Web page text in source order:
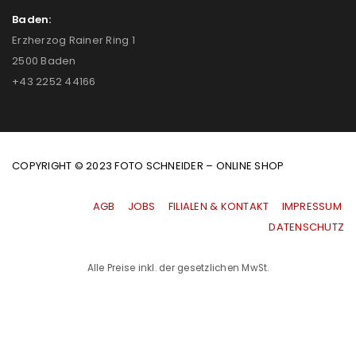
Baden:
Erzherzog Rainer Ring 1
2500 Baden
+43 2252 44166
COPYRIGHT © 2023 FOTO SCHNEIDER – ONLINE SHOP
AGB JOBS FILIALEN & KONTAKT
IMPRESSUM
|DATENSCHUTZ
Alle Preise inkl. der gesetzlichen MwSt.